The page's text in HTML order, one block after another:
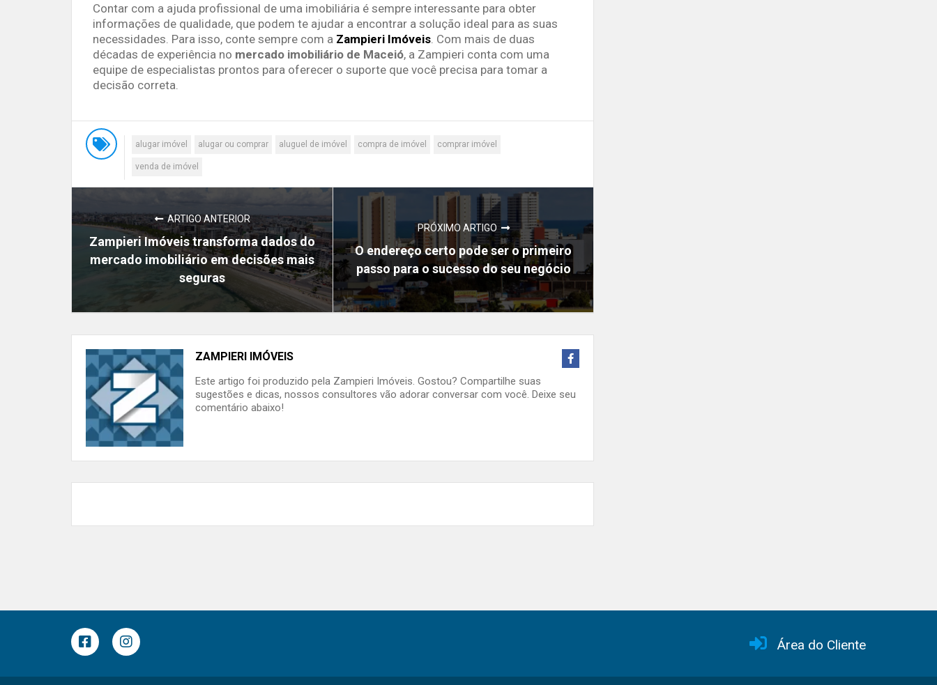
Contar com a ajuda profissional de uma imobiliária é sempre interessante para obter
informações de qualidade, que podem te ajudar a encontrar a solução ideal para as suas
necessidades. Para isso, conte sempre com a Zampieri Imóveis . Com mais de duas
décadas de experiência no mercado imobiliário de Maceió, a Zampieri conta com uma
equipe de especialistas prontos para oferecer o suporte que você precisa para tomar a
decisão correta.
alugar imóvel alugar ou comprar aluguel de imóvel compra de imóvel comprar imóvel
venda de imóvel
ARTIGO ANTERIOR
Zampieri Imóveis transforma dados do
mercado imobiliário em decisões mais
seguras
PRÓXIMO ARTIGO
O endereço certo pode ser o primeiro
passo para o sucesso do seu negócio
ZAMPIERI IMÓVEIS
Este artigo foi produzido pela Zampieri Imóveis. Gostou? Compartilhe suas
sugestões e dicas, nossos consultores vão adorar conversar com você. Deixe seu
comentário abaixo!
Área do Cliente